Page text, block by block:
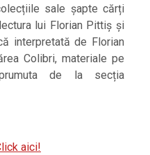
sale șapte cărți
lui Florian Pittiș și
interpretată de Florian
Colibri, materiale pe
de la secția
aici!